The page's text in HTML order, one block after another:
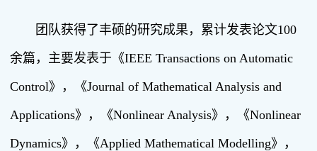
团队获得了丰硕的研究成果，累计发表论文100
余篇，主要发表于《IEEE Transactions on Automatic
Control》，《Journal of Mathematical Analysis and
Applications》，《Nonlinear Analysis》，《Nonlinear
Dynamics》，《Applied Mathematical Modelling》，